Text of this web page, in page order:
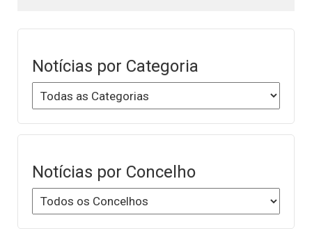
Notícias por Categoria
Notícias por Concelho